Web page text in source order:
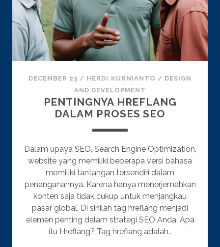
DECEMBER 23 / HERDI KURNIANTO / DESIGN
AND DEVELOPMENT
PENTINGNYA HREFLANG
DALAM PROSES SEO
Dalam upaya SEO, Search Engine Optimization,
website yang memiliki beberapa versi bahasa
memiliki tantangan tersendiri dalam
penanganannya. Karena hanya menerjemahkan
konten saja tidak cukup untuk menjangkau
pasar global. Di sinilah tag hreflang menjadi
elemen penting dalam strategi SEO Anda. Apa
itu Hreflang? Tag hreflang adalah…